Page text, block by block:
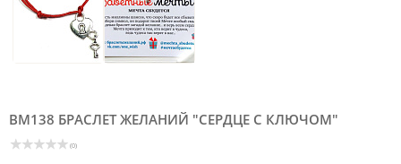
BM138 БРАСЛЕТ ЖЕЛАНИЙ "СЕРДЦЕ С КЛЮЧОМ"
(0)